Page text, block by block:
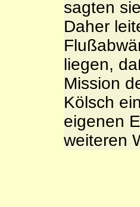
sagten
Daher
liegen,
Mission
Kölsch
eigenen
weiteren